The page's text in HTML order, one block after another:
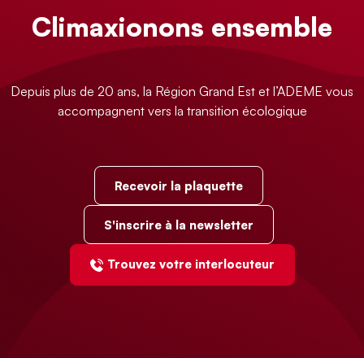
Climaxionons ensemble
Depuis plus de 20 ans, la Région Grand Est et l’ADEME vous
accompagnent vers la transition écologique
Recevoir la plaquette
S'inscrire à la newsletter
Trouvez votre interlocuteur